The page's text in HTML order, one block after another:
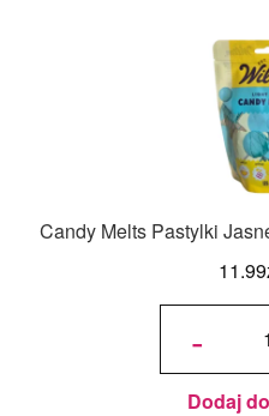
Candy Melts Pastylki
11.99
-
ilość
Pastylki
Jasne
Niebieskie
125 g -
Wilton
Dodaj